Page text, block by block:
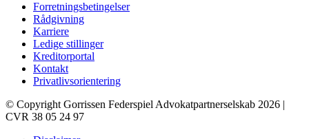
Forretningsbetingelser
Rådgivning
Karriere
Ledige stillinger
Kreditorportal
Kontakt
Privatlivsorientering
© Copyright Gorrissen Federspiel Advokatpartnerselskab 2026 |
CVR 38 05 24 97